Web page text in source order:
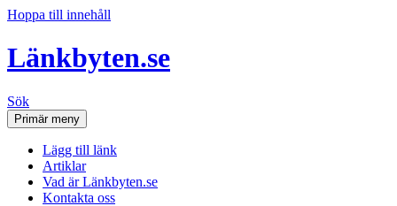
Hoppa till innehåll
Länkbyten.se
Sök
Primär meny
Lägg till länk
Artiklar
Vad är Länkbyten.se
Kontakta oss